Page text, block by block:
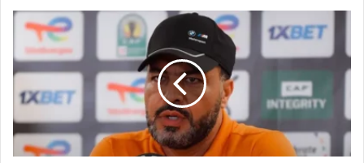
‘الكاف’:
الشعباني
يقود
لانتصار
ثمين
على